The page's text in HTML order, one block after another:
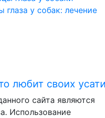
у собак: лечение
любит своих
сайта являются
Использование